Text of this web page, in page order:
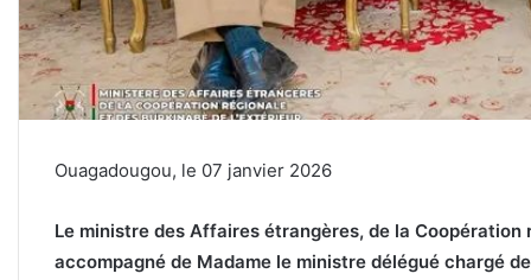
Ouagadougou, le 07 janvier 2026
Le ministre des Affaires étrangères, de la Coopération
accompagné de Madame le ministre délégué chargé